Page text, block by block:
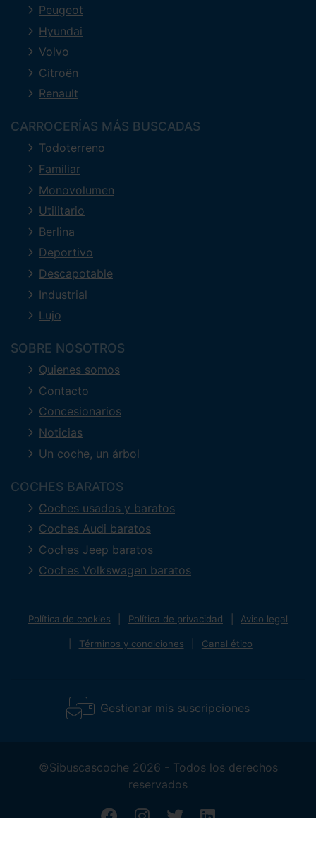
Peugeot
Hyundai
Volvo
Citroën
Renault
CARROCERÍAS MÁS BUSCADAS
Todoterreno
Familiar
Monovolumen
Utilitario
Berlina
Deportivo
Descapotable
Industrial
Lujo
SOBRE NOSOTROS
Quienes somos
Contacto
Concesionarios
Noticias
Un coche, un árbol
COCHES BARATOS
Coches usados y baratos
Coches Audi baratos
Coches Jeep baratos
Coches Volkswagen baratos
Política de cookies Política de privacidad Aviso legal
Términos y condiciones Canal ético
Gestionar mis suscripciones
©Sibuscascoche 2026 - Todos los derechos
reservados